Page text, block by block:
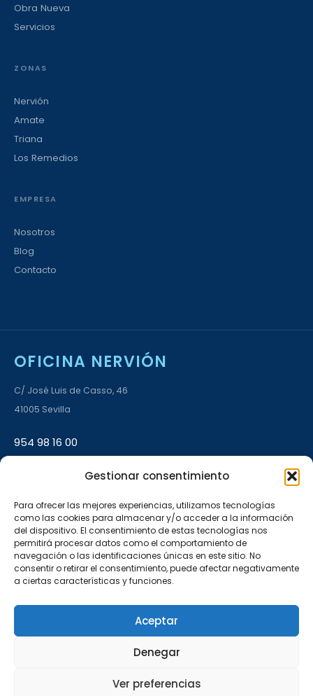
Gestionar consentimiento
Para ofrecer las mejores experiencias, utilizamos tecnologías
como las cookies para almacenar y/o acceder a la información
del dispositivo. El consentimiento de estas tecnologías nos
permitirá procesar datos como el comportamiento de
navegación o las identificaciones únicas en este sitio. No
consentir o retirar el consentimiento, puede afectar negativamente
a ciertas características y funciones.
Aceptar
Denegar
Ver preferencias
Obra Nueva
Servicios
ZONAS
Nervión
Amate
Triana
Los Remedios
EMPRESA
Nosotros
Blog
Contacto
OFICINA NERVIÓN
C/ José Luis de Casso, 46
41005 Sevilla
954 98 16 00
L–V 9:00–14:00 · 17:00–20:00
OFICINA AMATE
C/ Carlos Marx, 16, Bloque 6, Local A
41006 Sevilla
955 54 54 50
L–V 9:00–14:00 · 17:00–20:00
© 2005–2026 VivenziaCIF Aviso legal